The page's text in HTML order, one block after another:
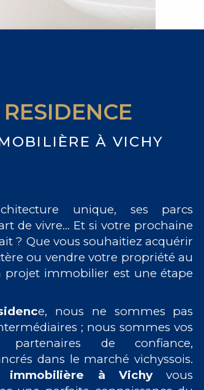
RESIDENCE
À VICHY
unique, ses parcs
de vivre... Et si votre prochaine
? Que vous souhaitiez acquérir
ou vendre votre propriété au
projet immobilier est une étape
e, nous ne sommes pas
; nous sommes vos
partenaires de confiance,
dans le marché vichyssois.
immobilière à Vichyvous